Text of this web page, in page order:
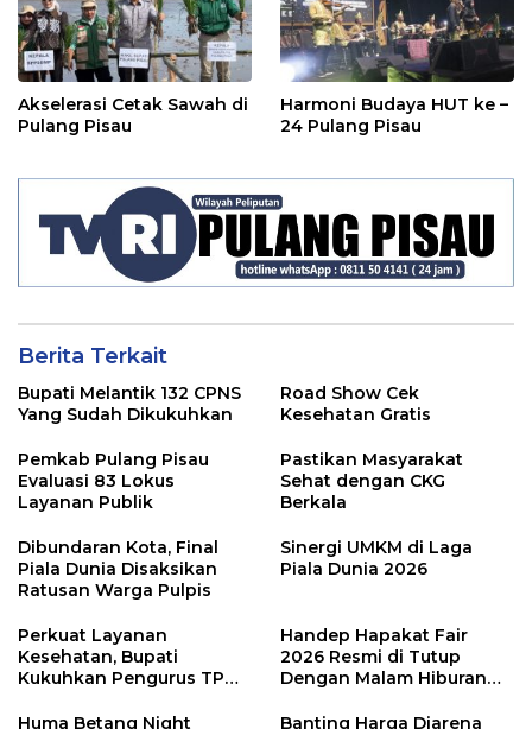
Akselerasi Cetak Sawah di
Pulang Pisau
Harmoni Budaya HUT ke –
24 Pulang Pisau
Berita Terkait
Bupati Melantik 132 CPNS
Yang Sudah Dikukuhkan
Road Show Cek
Kesehatan Gratis
Pemkab Pulang Pisau
Evaluasi 83 Lokus
Layanan Publik
Pastikan Masyarakat
Sehat dengan CKG
Berkala
Dibundaran Kota, Final
Piala Dunia Disaksikan
Ratusan Warga Pulpis
Sinergi UMKM di Laga
Piala Dunia 2026
Perkuat Layanan
Kesehatan, Bupati
Kukuhkan Pengurus TP
Handep Hapakat Fair
2026 Resmi di Tutup
Dengan Malam Hiburan
Huma Betang Night
Banting Harga Diarena